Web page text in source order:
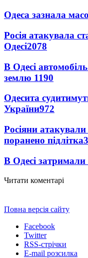
Одеса зазнала
Росія атакувала
Одесі2078
В Одесі
землю 1190
Одесита
України972
Росіяни
поранено підлітка
В Одесі
Читати коментарі
Повна версія сайту
Facebook
Twitter
RSS-стрічки
E-mail розсилка